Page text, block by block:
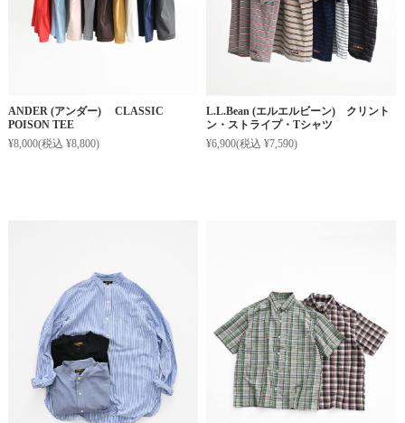
ANDER (アンダー) CLASSIC
POISON TEE
¥8,000(税込 ¥8,800)
L.L.Bean (エルエルビーン) クリント
ン・ストライプ・Tシャツ
¥6,900(税込 ¥7,590)